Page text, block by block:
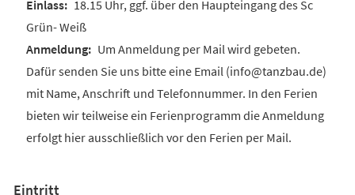
18.15 Uhr, ggf. über den Haupteingang des Sc
Grün- Weiß
Um Anmeldung per Mail wird gebeten.
Dafür senden Sie uns bitte eine Email (info@tanzbau.de)
mit Name, Anschrift und Telefonnummer. In den Ferien
bieten wir teilweise ein Ferienprogramm die Anmeldung
erfolgt hier ausschließlich vor den Ferien per Mail.
Eintritt